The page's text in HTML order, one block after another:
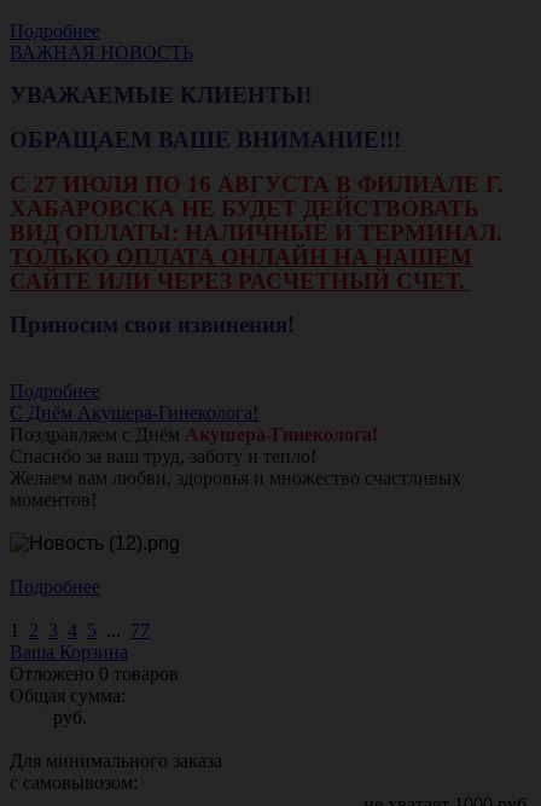
Подробнее
ВАЖНАЯ НОВОСТЬ
УВАЖАЕМЫЕ КЛИЕНТЫ!
ОБРАЩАЕМ ВАШЕ ВНИМАНИЕ!!!
С 27 ИЮЛЯ ПО 16 АВГУСТА В ФИЛИАЛЕ Г.
ХАБАРОВСКА НЕ БУДЕТ ДЕЙСТВОВАТЬ
ВИД ОПЛАТЫ: НАЛИЧНЫЕ И ТЕРМИНАЛ.
ТОЛЬКО ОПЛАТА ОНЛАЙН НА НАШЕМ
САЙТЕ ИЛИ ЧЕРЕЗ РАСЧЕТНЫЙ СЧЕТ.
Приносим свои извинения!
Подробнее
С Днём Акушера-Гинеколога!
Поздравляем с Днём Акушера-Гинеколога!
Спасибо за ваш труд, заботу и тепло!
Желаем вам любви, здоровья и множество счастливых
моментов!
Подробнее
1 2 3 4 5 ... 77
Ваша Корзина
Отложено 0 товаров
Общая сумма:
руб.
Для минимального заказа
с самовывозом: